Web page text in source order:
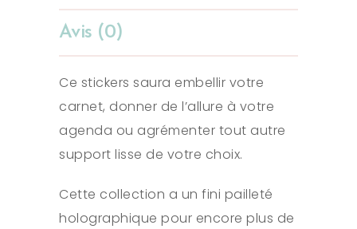
Avis (0)
Ce stickers saura embellir votre
carnet, donner de l’allure à votre
agenda ou agrémenter tout autre
support lisse de votre choix.
Cette collection a un fini pailleté
holographique pour encore plus de